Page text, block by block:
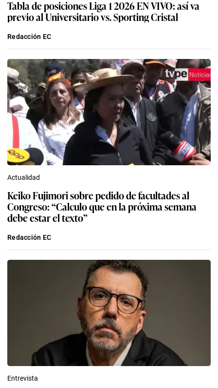
Tabla de posiciones Liga 1 2026 EN VIVO: así va
previo al Universitario vs. Sporting Cristal
Redacción EC
Actualidad
Keiko Fujimori sobre pedido de facultades al
Congreso: “Calculo que en la próxima semana
debe estar el texto”
Redacción EC
Entrevista